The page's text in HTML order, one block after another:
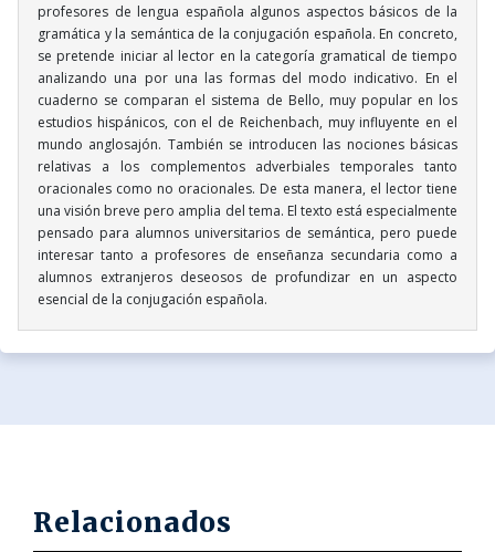
profesores de lengua española algunos aspectos básicos de la
gramática y la semántica de la conjugación española. En concreto,
se pretende iniciar al lector en la categoría gramatical de tiempo
analizando una por una las formas del modo indicativo. En el
cuaderno se comparan el sistema de Bello, muy popular en los
estudios hispánicos, con el de Reichenbach, muy influyente en el
mundo anglosajón. También se introducen las nociones básicas
relativas a los complementos adverbiales temporales tanto
oracionales como no oracionales. De esta manera, el lector tiene
una visión breve pero amplia del tema. El texto está especialmente
pensado para alumnos universitarios de semántica, pero puede
interesar tanto a profesores de enseñanza secundaria como a
alumnos extranjeros deseosos de profundizar en un aspecto
esencial de la conjugación española.
Relacionados